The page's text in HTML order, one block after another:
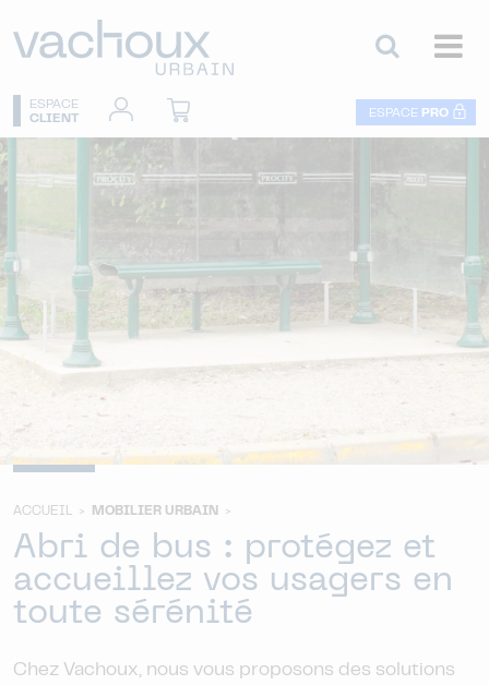
ESPACE
CLIENT
ESPACE PRO
ACCUEIL > MOBILIER URBAIN >
Abri de bus : protégez et
accueillez vos usagers en
toute sérénité
Chez Vachoux, nous vous proposons des solutions